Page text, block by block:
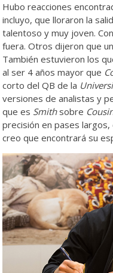
Hubo reacciones
incluyo, que lloraron la
talentoso y muy joven.
fuera. Otros dijeron que
También estuvieron los
al ser 4 años mayor que
corto del QB de la
versiones de analistas y
que es Smithsobre
precisión en pases
creo que encontrará su